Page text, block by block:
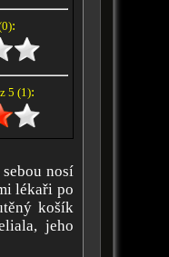
:
5 (1):
nosí
lékaři po
košík
jeho